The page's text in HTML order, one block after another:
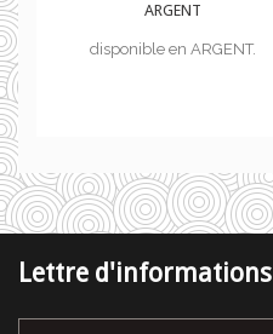
ARGENT
disponible en ARGENT.
Lettre d'informations